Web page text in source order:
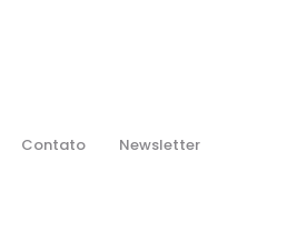
Contato Newsletter